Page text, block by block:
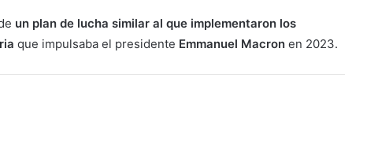
un plan de lucha similar al que implementaron los
que impulsaba el presidente Emmanuel Macron en 2023.